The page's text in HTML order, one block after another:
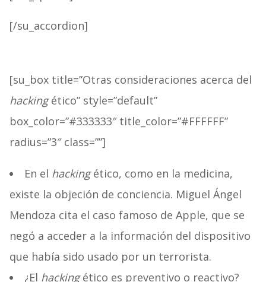
[/su_accordion]
[su_box title=”Otras consideraciones acerca del
hackingético” style=”default”
box_color=”#333333″ title_color=”#FFFFFF”
radius=”3″ class=””]
En el hackingético, como en la medicina,
existe la objeción de conciencia. Miguel Ángel
Mendoza cita el caso famoso de Apple, que se
negó a acceder a la información del dispositivo
que había sido usado por un terrorista.
¿El hackingético es preventivo o reactivo?